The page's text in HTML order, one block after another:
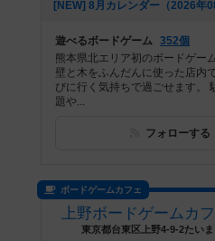
遊べるボードゲーム 352個
熊本県北エリア初のボードゲー
壁と木をふんだんに使った店内
びに行く気持ちで過ごせます。
題や...
フォローする
ボードゲームカフェ
上野ボードゲームカ
東京都台東区上野4-9-2たい